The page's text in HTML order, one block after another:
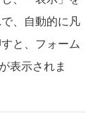
、自動的に凡
と、フォーム
表示されま